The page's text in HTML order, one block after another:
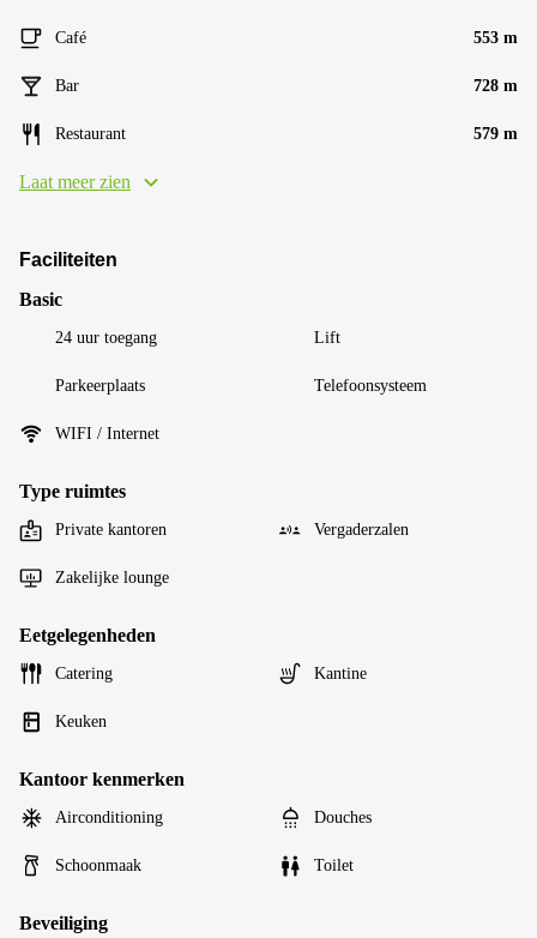
Café 553 m
Bar 728 m
Restaurant 579 m
Laat meer zien
Faciliteiten
Basic
24 uur toegang Lift
Parkeerplaats Telefoonsysteem
WIFI / Internet
Type ruimtes
Private kantoren Vergaderzalen
Zakelijke lounge
Eetgelegenheden
Catering Kantine
Keuken
Kantoor kenmerken
Airconditioning Douches
Schoonmaak Toilet
Beveiliging